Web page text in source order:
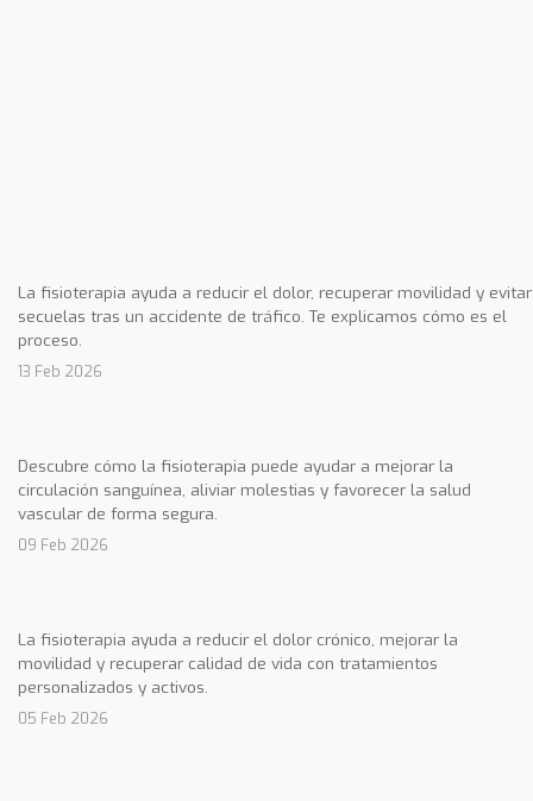
La fisioterapia ayuda a reducir el dolor, recuperar movilidad y evitar
secuelas tras un accidente de tráfico. Te explicamos cómo es el
proceso.
13 Feb 2026
Descubre cómo la fisioterapia puede ayudar a mejorar la
circulación sanguínea, aliviar molestias y favorecer la salud
vascular de forma segura.
09 Feb 2026
La fisioterapia ayuda a reducir el dolor crónico, mejorar la
movilidad y recuperar calidad de vida con tratamientos
personalizados y activos.
05 Feb 2026